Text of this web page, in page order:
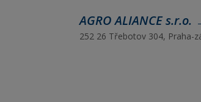
AGRO ALIANCE s.r.o.
252 26 Třebotov 304, Praha-